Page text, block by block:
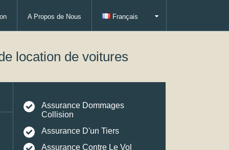
A Propos de Nous Français
location de voitures
Assurance Dommages
Collision
Assurance D'un Tiers
Assurance Contre Le Vol